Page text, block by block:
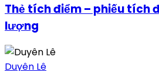
Thẻ tích điểm – phiếu tích
lượng
Duyên Lê